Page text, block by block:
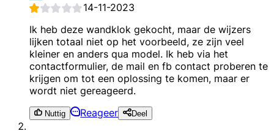
14-11-2023
Ik heb deze wandklok gekocht, maar de wijzers
lijken totaal niet op het voorbeeld, ze zijn veel
kleiner en anders qua model. Ik heb via het
contactformulier, de mail en fb contact proberen te
krijgen om tot een oplossing te komen, maar er
wordt niet gereageerd.
Nuttig Reageer Deel